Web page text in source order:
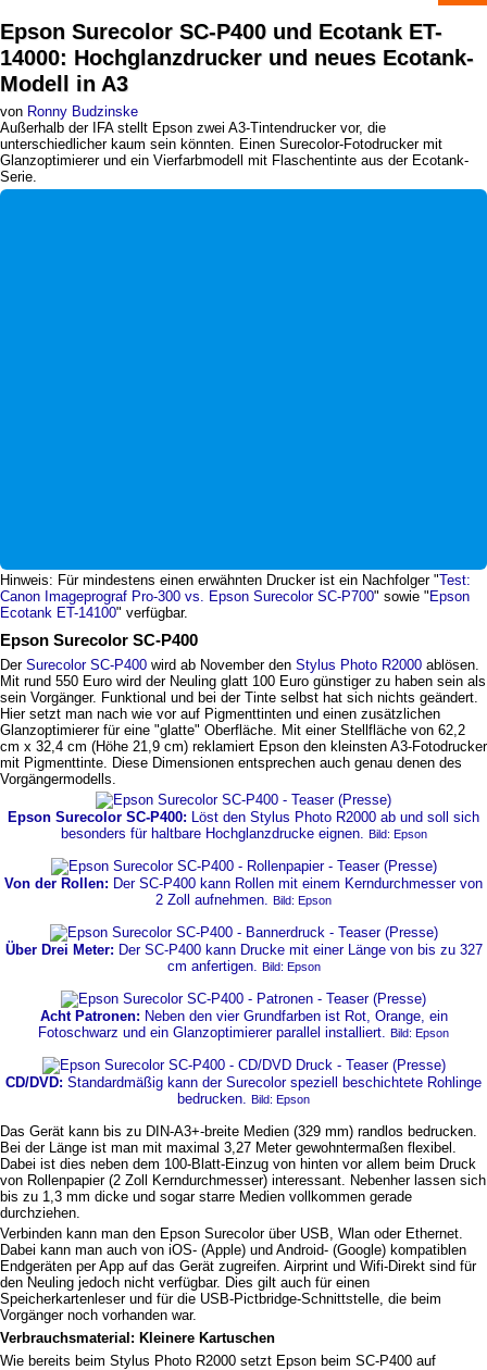
Epson Surecolor SC-P400 und Ecotank ET-
14000: Hochglanzdrucker und neues Ecotank-
Modell in A3
von Ronny Budzinske
Außerhalb der IFA stellt Epson zwei A3-Tintendrucker vor, die
unterschiedlicher kaum sein könnten. Einen Surecolor-Fotodrucker mit
Glanzoptimierer und ein Vierfarbmodell mit Flaschentinte aus der Ecotank-
Serie.
Hinweis: Für mindestens einen erwähnten Drucker ist ein Nachfolger "Test:
Canon Imageprograf Pro-300 vs. Epson Surecolor SC-P700" sowie " Epson
Ecotank ET-14100" verfügbar.
Epson Surecolor SC-P400
Der Surecolor SC-P400 wird ab November den Stylus Photo R2000 ablösen.
Mit rund 550 Euro wird der Neuling glatt 100 Euro günstiger zu haben sein als
sein Vorgänger. Funktional und bei der Tinte selbst hat sich nichts geändert.
Hier setzt man nach wie vor auf Pigmenttinten und einen zusätzlichen
Glanzoptimierer für eine "glatte" Oberfläche. Mit einer Stellfläche von 62,2
cm x 32,4 cm (Höhe 21,9 cm) reklamiert Epson den kleinsten A3-Fotodrucker
mit Pigmenttinte. Diese Dimensionen entsprechen auch genau denen des
Vorgängermodells.
Epson Surecolor SC-P400: Löst den Stylus Photo R2000 ab und soll sich
besonders für haltbare Hochglanzdrucke eignen. Bild: Epson
Von der Rollen: Der SC-P400 kann Rollen mit einem Kerndurchmesser von
2 Zoll aufnehmen. Bild: Epson
Über Drei Meter: Der SC-P400 kann Drucke mit einer Länge von bis zu 327
cm anfertigen. Bild: Epson
Acht Patronen: Neben den vier Grundfarben ist Rot, Orange, ein
Fotoschwarz und ein Glanzoptimierer parallel installiert. Bild: Epson
CD/DVD: Standardmäßig kann der Surecolor speziell beschichtete Rohlinge
bedrucken. Bild: Epson
Das Gerät kann bis zu DIN-A3+-breite Medien (329 mm) randlos bedrucken.
Bei der Länge ist man mit maximal 3,27 Meter gewohntermaßen flexibel.
Dabei ist dies neben dem 100-Blatt-Einzug von hinten vor allem beim Druck
von Rollenpapier (2 Zoll Kerndurchmesser) interessant. Nebenher lassen sich
bis zu 1,3 mm dicke und sogar starre Medien vollkommen gerade
durchziehen.
Verbinden kann man den Epson Surecolor über USB, Wlan oder Ethernet.
Dabei kann man auch von iOS- (Apple) und Android- (Google) kompatiblen
Endgeräten per App auf das Gerät zugreifen. Airprint und Wifi-Direkt sind für
den Neuling jedoch nicht verfügbar. Dies gilt auch für einen
Speicherkartenleser und für die USB-Pictbridge-Schnittstelle, die beim
Vorgänger noch vorhanden war.
Verbrauchsmaterial: Kleinere Kartuschen
Wie bereits beim Stylus Photo R2000 setzt Epson beim SC-P400 auf